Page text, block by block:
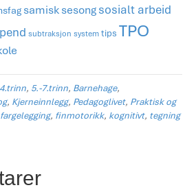
samisk sesong sosialt arbeid
subtraksjon system tips TPO
, 5.-7.trinn, Barnehage,
, Kjerneinnlegg, Pedagoglivet, Praktisk og
fargelegging, finmotorikk, kognitivt, tegning